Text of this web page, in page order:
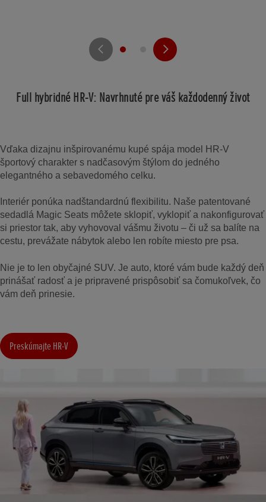
Full hybridné HR-V: Navrhnuté pre váš každodenný život
Vďaka dizajnu inšpirovanému kupé spája model HR-V
športový charakter s nadčasovým štýlom do jedného
elegantného a sebavedomého celku.
Interiér ponúka nadštandardnú flexibilitu. Naše patentované
sedadlá Magic Seats môžete sklopiť, vyklopiť a nakonfigurovať
si priestor tak, aby vyhovoval vášmu životu – či už sa balíte na
cestu, prevážate nábytok alebo len robíte miesto pre psa.
Nie je to len obyčajné SUV. Je auto, ktoré vám bude každý deň
prinášať radosť a je pripravené prispôsobiť sa čomukoľvek, čo
vám deň prinesie.
Preskúmajte HR-V